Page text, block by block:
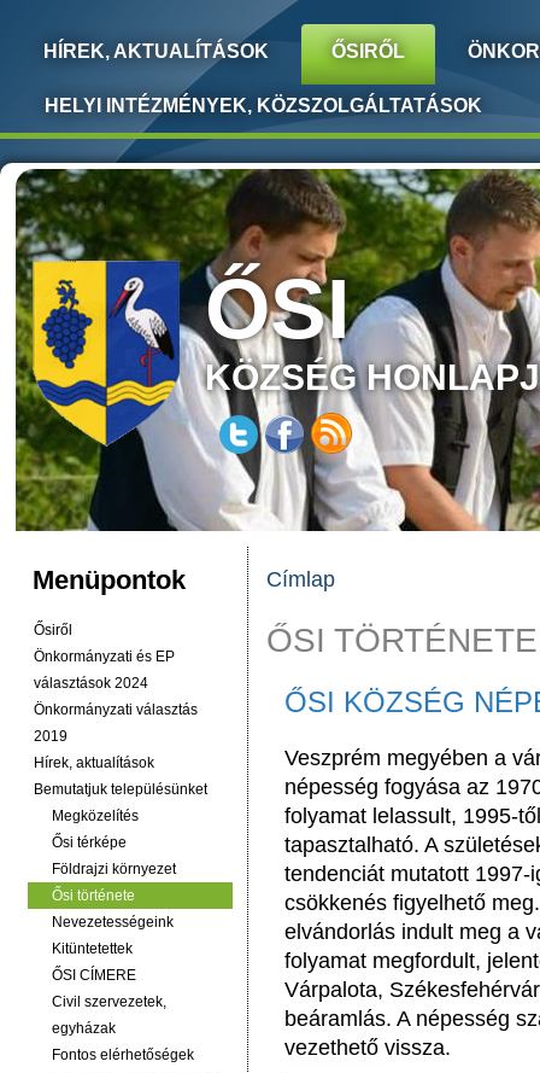
HÍREK, AKTUALÍTÁSOK ŐSIRŐL
HELYI INTÉZMÉNYEK, KÖZSZOLGÁLTATÁSOK
ŐSI
KÖZSÉG
Menüpontok
Ősiről
Önkormányzati és EP
választások 2024
Önkormányzati választás
2019
Hírek, aktualítások
Bemutatjuk településünket
Megközelítés
Ősi térképe
Földrajzi környezet
Ősi története
Nevezetességeink
Kitüntetettek
ŐSI CÍMERE
Civil szervezetek,
egyházak
Fontos elérhetőségek
JELENLEGI HELY
Címlap
ŐSI TÖRTÉNETE
ŐSI KÖZSÉG
Veszprém megyében a
népesség fogyása az
folyamat lelassult, 1995-
tapasztalható. A
tendenciát mutatott
csökkenés figyelhető
elvándorlás indult meg a
folyamat megfordult,
Várpalota,
beáramlás. A népesség
vezethető vissza.